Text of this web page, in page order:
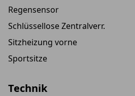
Regensensor
Schlüssellose Zentralverr.
Sitzheizung vorne
Sportsitze
Technik